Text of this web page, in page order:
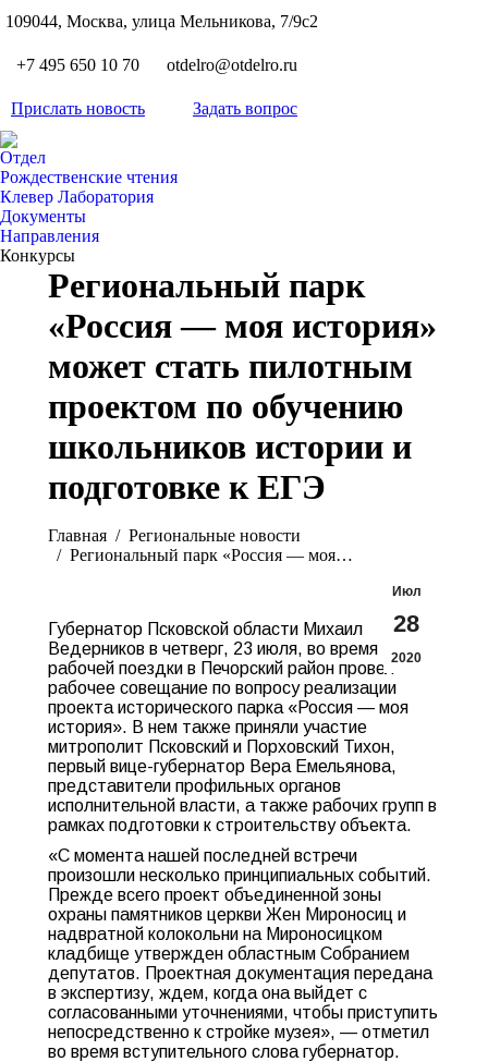
109044, Москва, улица Мельникова, 7/9с2
+7 495 650 10 70 otdelro@otdelro.ru
Прислать новость Задать вопрос
Отдел
Рождественские чтения
Клевер Лаборатория
Документы
Направления
Конкурсы
Региональный парк
«Россия — моя история»
может стать пилотным
проектом по обучению
школьников истории и
подготовке к ЕГЭ
Главная
Pегиональные новости
Региональный парк «Россия — моя…
Июл
28
2020
Губернатор Псковской области Михаил
Ведерников в четверг, 23 июля, во время
рабочей поездки в Печорский район провел
рабочее совещание по вопросу реализации
проекта исторического парка «Россия — моя
история». В нем также приняли участие
митрополит Псковский и Порховский Тихон,
первый вице-губернатор Вера Емельянова,
представители профильных органов
исполнительной власти, а также рабочих групп в
рамках подготовки к строительству объекта.
«С момента нашей последней встречи
произошли несколько принципиальных событий.
Прежде всего проект объединенной зоны
охраны памятников церкви Жен Мироносиц и
надвратной колокольни на Мироносицком
кладбище утвержден областным Собранием
депутатов. Проектная документация передана
в экспертизу, ждем, когда она выйдет с
согласованными уточнениями, чтобы приступить
непосредственно к стройке музея», — отметил
во время вступительного слова губернатор.